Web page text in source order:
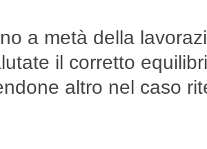
a metà della
il corretto
altro nel caso